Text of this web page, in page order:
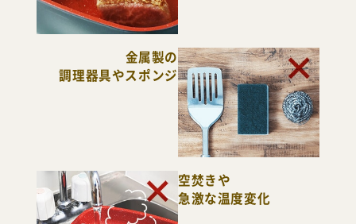
金属製の
調理器具やスポンジ
空焚き
急激な温度変化